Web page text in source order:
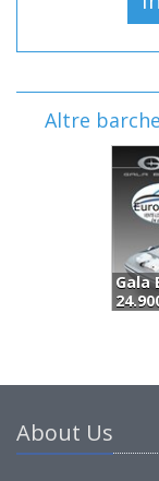
Altre
Gala
About Us